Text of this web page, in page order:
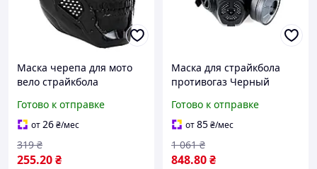
Маска черепа для мото
вело страйкбола
Готово к отправке
от26₴/мес
255.20₴
319 ₴
Маска для страйкбола
противогаз Черный
Готово к отправке
от85₴/мес
848.80₴
1 061 ₴